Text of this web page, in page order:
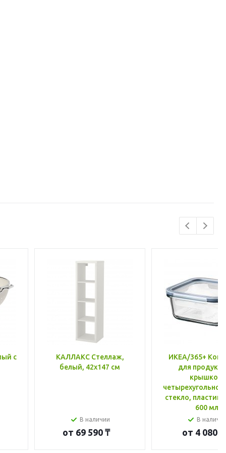
с
КАЛЛАКС Стеллаж,
белый, 42x147 см
В наличии
от 69 590 ₸
ИКЕА/365+
для
крышкой,
стекло, пластик
600 мл
В
от 4 080 ₸